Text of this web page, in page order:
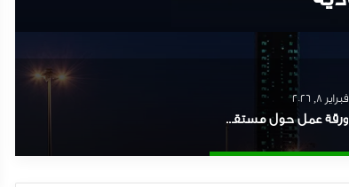
فبراير 8, 2026
ورقة عمل حول مستقبل التنقل في المملكة العربية السعودية